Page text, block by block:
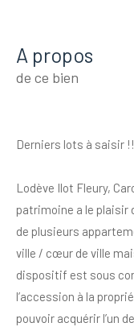
a propos
de ce bien
Derniers lots à saisir
Lodève Ilot Fleury,
patrimoine a le plaisir
de plusieurs
ville / cœur de ville
dispositif est sous
l’accession à la
pouvoir acquérir l’un